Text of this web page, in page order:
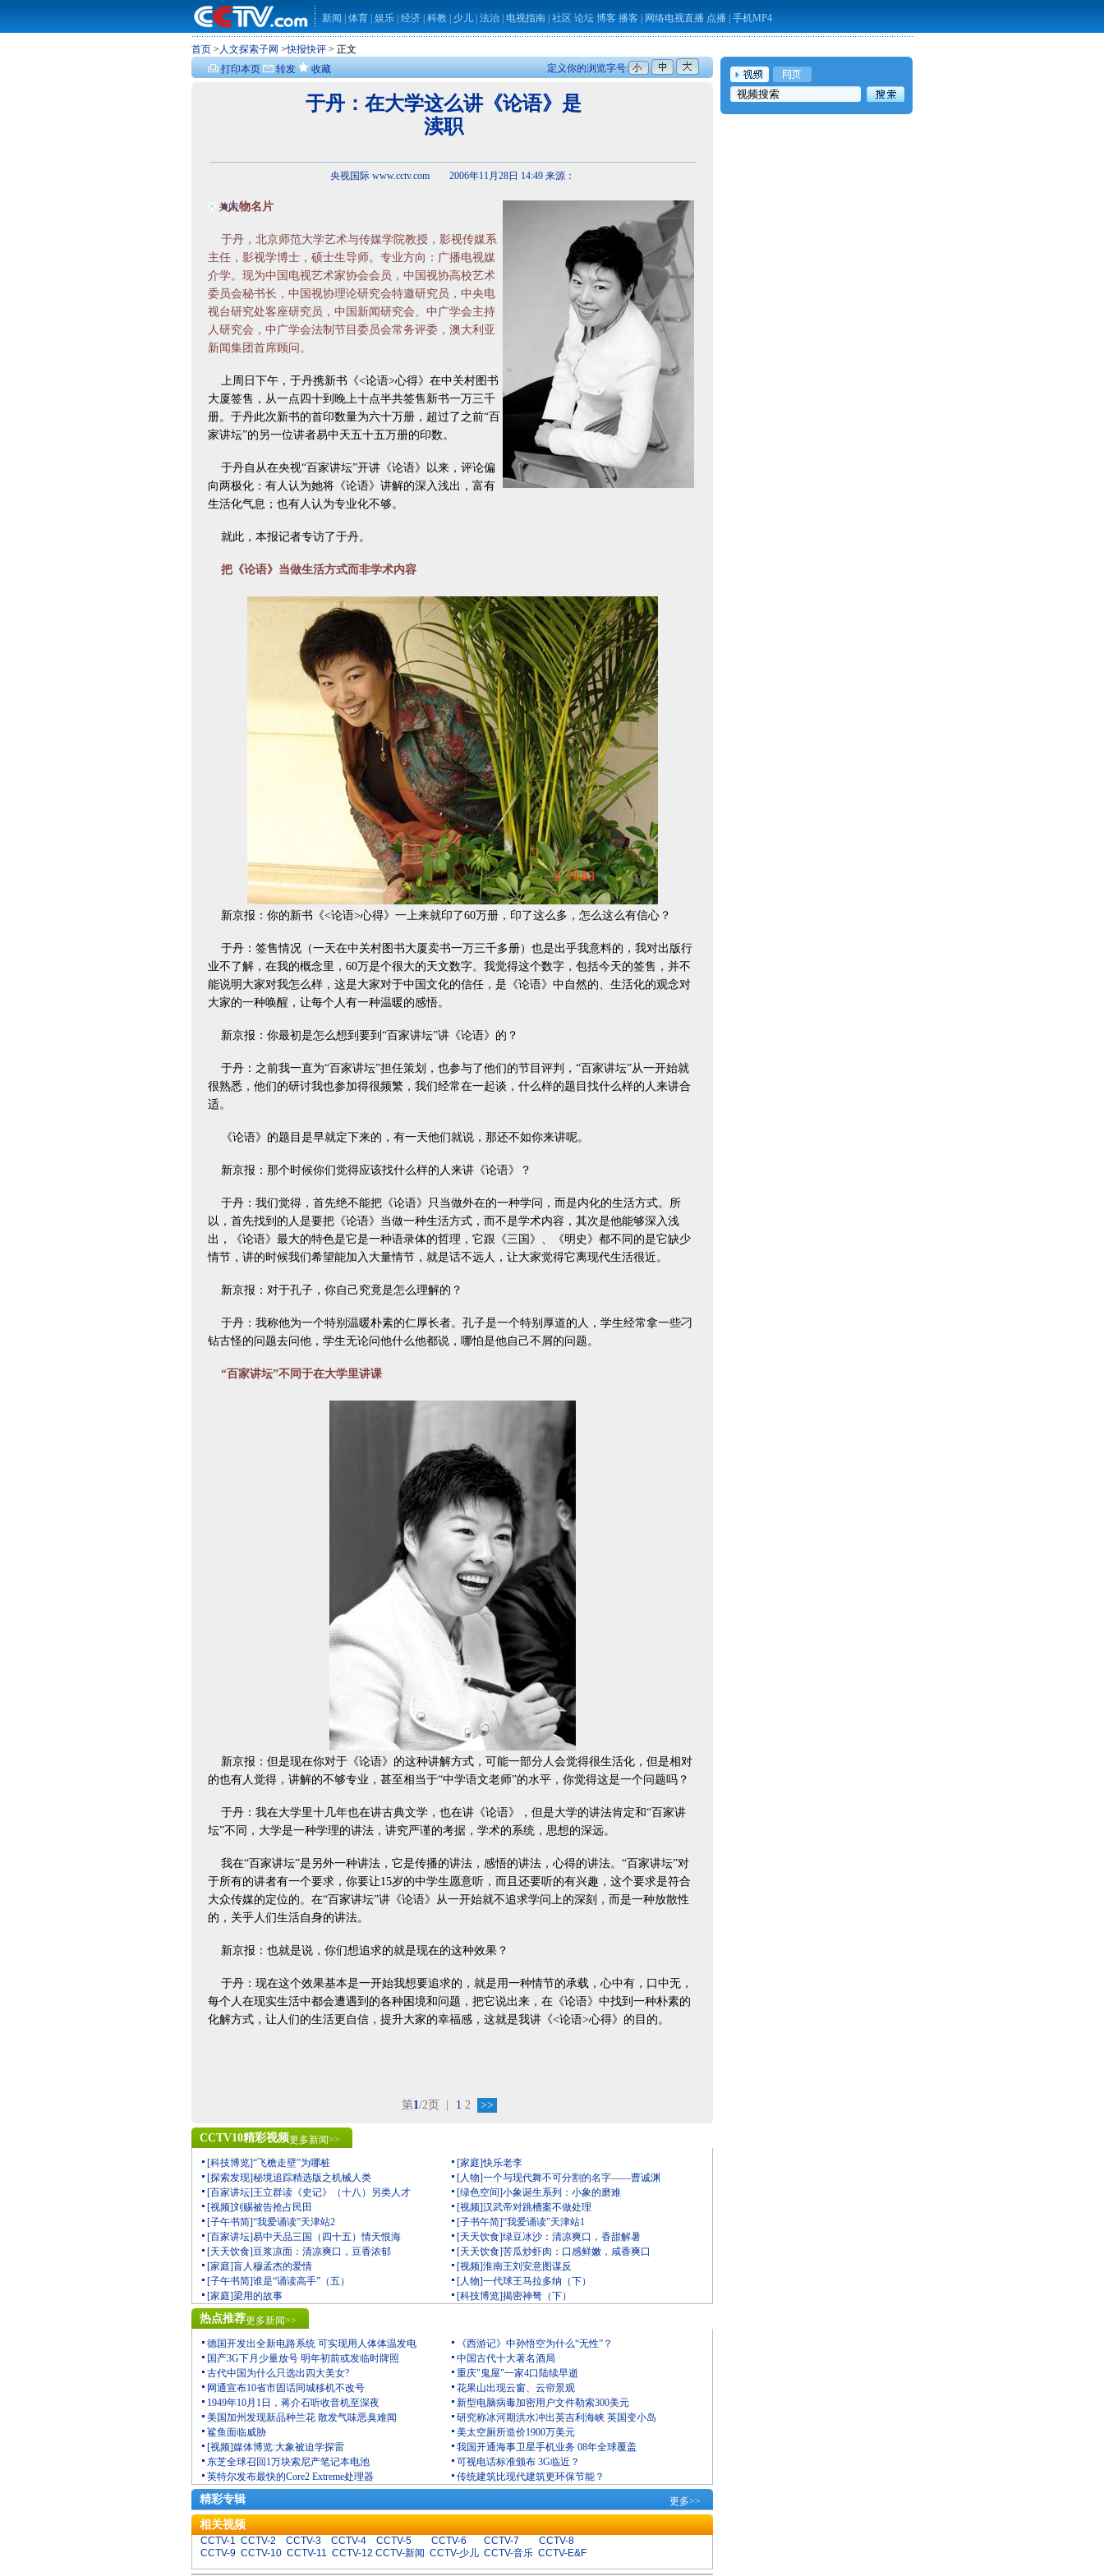
新闻 体育 娱乐 经济 科教 少儿 法治 电视指南 社区 论坛 博客 播客 网络电视直播 点播 手机MP4
首页 > 人文探索子网 >快报快评 > 正文
打印本页
转发 收藏
关闭
定义你的浏览字号:
于丹：在大学这么讲《论语》是
渎职
央视国际 www.cctv.com 2006年11月28日 14:49 来源：
■人物名片
于丹，北京师范大学艺术与传媒学院教授，影视传媒系
主任，影视学博士，硕士生导师。专业方向：广播电视媒
介学。现为中国电视艺术家协会会员，中国视协高校艺术
委员会秘书长，中国视协理论研究会特邀研究员，中央电
视台研究处客座研究员，中国新闻研究会、中广学会主持
人研究会，中广学会法制节目委员会常务评委，澳大利亚
新闻集团首席顾问。
上周日下午，于丹携新书《<论语>心得》在中关村图书
大厦签售，从一点四十到晚上十点半共签售新书一万三千
册。于丹此次新书的首印数量为六十万册，超过了之前“百
家讲坛”的另一位讲者易中天五十五万册的印数。
于丹自从在央视“百家讲坛”开讲《论语》以来，评论偏
向两极化：有人认为她将《论语》讲解的深入浅出，富有
生活化气息；也有人认为专业化不够。
就此，本报记者专访了于丹。
把《论语》当做生活方式而非学术内容
新京报：你的新书《<论语>心得》一上来就印了60万册，印了这么多，怎么这么有信心？
于丹：签售情况（一天在中关村图书大厦卖书一万三千多册）也是出乎我意料的，我对出版行
业不了解，在我的概念里，60万是个很大的天文数字。我觉得这个数字，包括今天的签售，并不
能说明大家对我怎么样，这是大家对于中国文化的信任，是《论语》中自然的、生活化的观念对
大家的一种唤醒，让每个人有一种温暖的感悟。
新京报：你最初是怎么想到要到“百家讲坛”讲《论语》的？
于丹：之前我一直为“百家讲坛”担任策划，也参与了他们的节目评判，“百家讲坛”从一开始就
很熟悉，他们的研讨我也参加得很频繁，我们经常在一起谈，什么样的题目找什么样的人来讲合
适。
《论语》的题目是早就定下来的，有一天他们就说，那还不如你来讲呢。
新京报：那个时候你们觉得应该找什么样的人来讲《论语》？
于丹：我们觉得，首先绝不能把《论语》只当做外在的一种学问，而是内化的生活方式。所
以，首先找到的人是要把《论语》当做一种生活方式，而不是学术内容，其次是他能够深入浅
出，《论语》最大的特色是它是一种语录体的哲理，它跟《三国》、《明史》都不同的是它缺少
情节，讲的时候我们希望能加入大量情节，就是话不远人，让大家觉得它离现代生活很近。
新京报：对于孔子，你自己究竟是怎么理解的？
于丹：我称他为一个特别温暖朴素的仁厚长者。孔子是一个特别厚道的人，学生经常拿一些刁
钻古怪的问题去问他，学生无论问他什么他都说，哪怕是他自己不屑的问题。
“百家讲坛”不同于在大学里讲课
新京报：但是现在你对于《论语》的这种讲解方式，可能一部分人会觉得很生活化，但是相对
的也有人觉得，讲解的不够专业，甚至相当于“中学语文老师”的水平，你觉得这是一个问题吗？
于丹：我在大学里十几年也在讲古典文学，也在讲《论语》，但是大学的讲法肯定和“百家讲
坛”不同，大学是一种学理的讲法，讲究严谨的考据，学术的系统，思想的深远。
我在“百家讲坛”是另外一种讲法，它是传播的讲法，感悟的讲法，心得的讲法。“百家讲坛”对
于所有的讲者有一个要求，你要让15岁的中学生愿意听，而且还要听的有兴趣，这个要求是符合
大众传媒的定位的。在“百家讲坛”讲《论语》从一开始就不追求学问上的深刻，而是一种放散性
的，关乎人们生活自身的讲法。
新京报：也就是说，你们想追求的就是现在的这种效果？
于丹：现在这个效果基本是一开始我想要追求的，就是用一种情节的承载，心中有，口中无，
每个人在现实生活中都会遭遇到的各种困境和问题，把它说出来，在《论语》中找到一种朴素的
化解方式，让人们的生活更自信，提升大家的幸福感，这就是我讲《<论语>心得》的目的。
第1/2页 1 2 >>
CCTV10精彩视频更多新闻>>
[科技博览]“飞檐走壁”为哪桩
[家庭]快乐老李
[探索发现]秘境追踪精选版之机械人类
[人物]一个与现代舞不可分割的名字——曹诚渊
[百家讲坛]王立群读《史记》（十八）另类人才
[绿色空间]小象诞生系列：小象的磨难
[视频]刘赐被告抢占民田
[视频]汉武帝对跳槽案不做处理
[子午书简]“我爱诵读”天津站2
[子书午简]“我爱诵读”天津站1
[百家讲坛]易中天品三国（四十五）情天恨海
[天天饮食]绿豆冰沙：清凉爽口，香甜解暑
[天天饮食]豆浆凉面：清凉爽口，豆香浓郁
[天天饮食]苦瓜炒虾肉：口感鲜嫩，咸香爽口
[家庭]盲人穆孟杰的爱情
[视频]淮南王刘安意图谋反
[子午书简]谁是“诵读高手”（五）
[人物]一代球王马拉多纳（下）
[家庭]梁用的故事
[科技博览]揭密神弩（下）
热点推荐更多新闻>>
德国开发出全新电路系统 可实现用人体体温发电
《西游记》中孙悟空为什么“无性”？
国产3G下月少量放号 明年初前或发临时牌照
中国古代十大著名酒局
古代中国为什么只选出四大美女?
重庆"鬼屋"一家4口陆续早逝
网通宣布10省市固话同城移机不改号
花果山出现云窗、云帘景观
1949年10月1日，蒋介石听收音机至深夜
新型电脑病毒加密用户文件勒索300美元
美国加州发现新品种兰花 散发气味恶臭难闻
研究称冰河期洪水冲出英吉利海峡 英国变小岛
鲨鱼面临威胁
美太空厕所造价1900万美元
[视频]媒体博览:大象被迫学探雷
我国开通海事卫星手机业务 08年全球覆盖
东芝全球召回1万块索尼产笔记本电池
可视电话标准颁布 3G临近？
英特尔发布最快的Core2 Extreme处理器
传统建筑比现代建筑更环保节能？
精彩专辑 更多>>
相关视频
CCTV-1 CCTV-2 CCTV-3 CCTV-4 CCTV-5 CCTV-6 CCTV-7
CCTV-8
CCTV-9 CCTV-10 CCTV-11 CCTV-12 CCTV-新闻 CCTV-少儿 CCTV-音乐 CCTV-E&F